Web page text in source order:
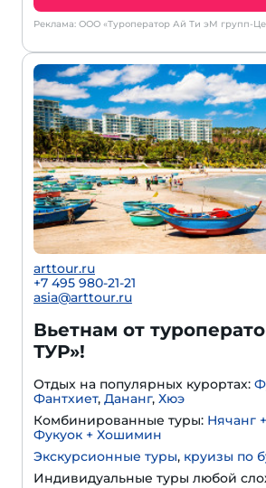
Реклама: ООО «Туроператор Ай Ти эМ групп-
arttour.ru
+7 495 980-21-21
asia@arttour.ru
Вьетнам от
ТУР»!
Отдых на популярных курортах:
Фантхиет, Дананг, Хюэ
Комбинированные туры: Нячанг
Фукуок + Хошимин
Экскурсионные туры, круизы по
Индивидуальные туры любой